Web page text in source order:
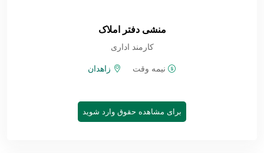
منشی دفتر املاک
کارمند اداری
نیمه وقت زاهدان
برای مشاهده حقوق وارد شوید